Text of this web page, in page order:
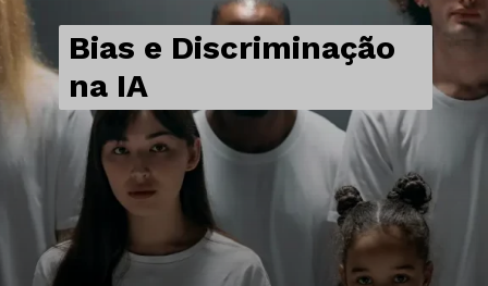
Bias e Discriminação
na IA